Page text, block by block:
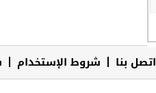
شروط الإستخدام اتصل بنا